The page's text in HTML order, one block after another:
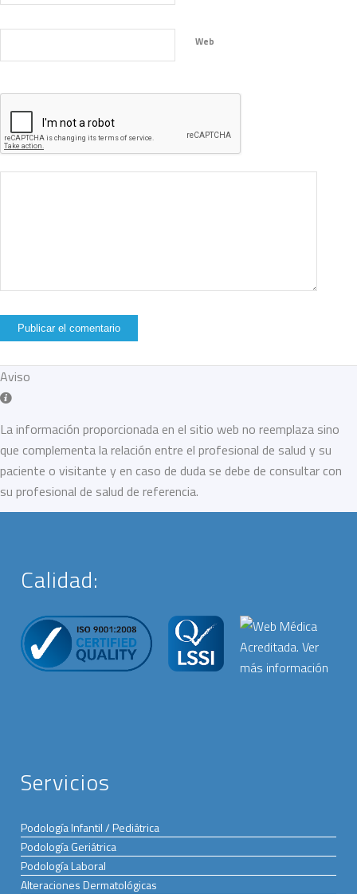
Web
Aviso
La información proporcionada en el sitio web no reemplaza sino
que complementa la relación entre el profesional de salud y su
paciente o visitante y en caso de duda se debe de consultar con
su profesional de salud de referencia.
Calidad:
Servicios
Podología Infantil / Pediátrica
Podología Geriátrica
Podología Laboral
Alteraciones Dermatológicas